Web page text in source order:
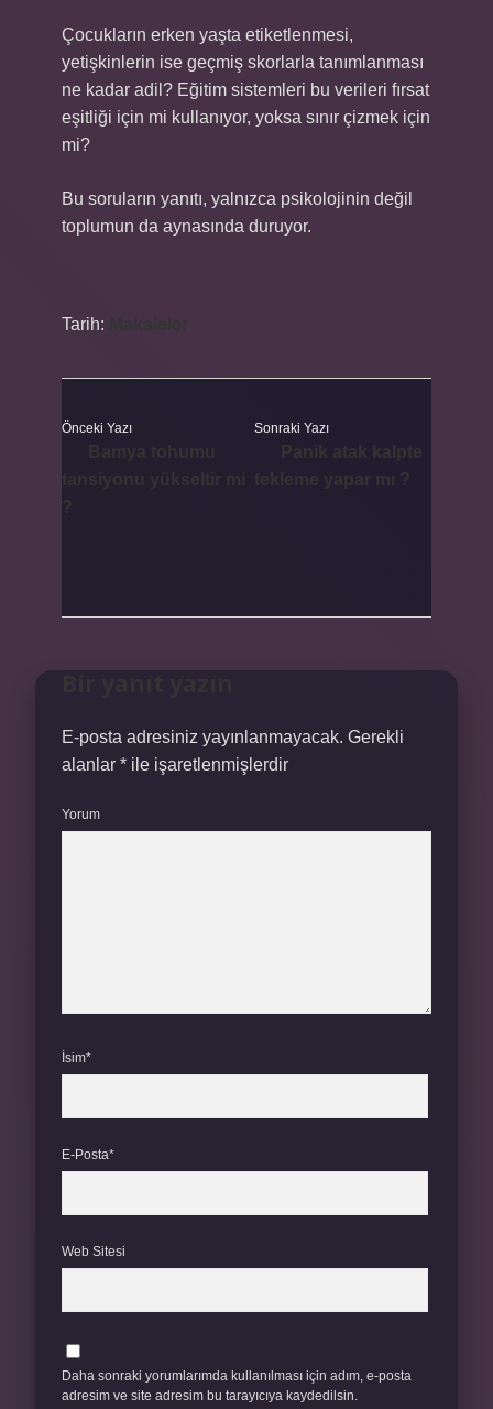
Çocukların erken yaşta etiketlenmesi,
yetişkinlerin ise geçmiş skorlarla tanımlanması
ne kadar adil? Eğitim sistemleri bu verileri fırsat
eşitliği için mi kullanıyor, yoksa sınır çizmek için
mi?
Bu soruların yanıtı, yalnızca psikolojinin değil
toplumun da aynasında duruyor.
Tarih:
Önceki Yazı Sonraki Yazı
E-posta adresiniz yayınlanmayacak. Gerekli
alanlar * ile işaretlenmişlerdir
Yorum
İsim*
E-Posta*
Web Sitesi
Daha sonraki yorumlarımda kullanılması için adım, e-posta
adresim ve site adresim bu tarayıcıya kaydedilsin.